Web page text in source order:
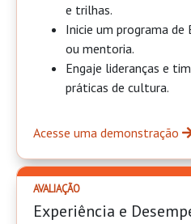
e trilhas.
Inicie um programa de
ou mentoria.
Engaje lideranças e
práticas de cultura.
Acesse uma demonstração
AVALIAÇÃO
Experiência e